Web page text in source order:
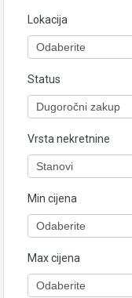
Lokacija
Status
Vrsta nekretnine
Min cijena
Max cijena